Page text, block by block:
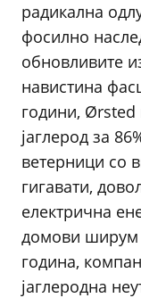
радикална
фосилно
обновливите
навистина
години, Ørsted
јаглерод за
ветерници со
гигавати,
електрична
домови ширум
година,
јаглеродна